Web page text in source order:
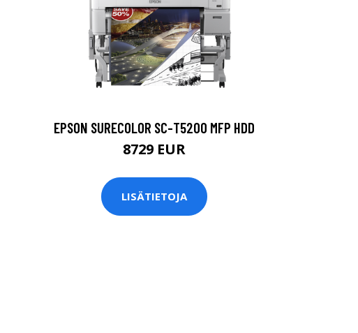
EPSON SURECOLOR SC-T5200 MFP HDD
8729 EUR
LISÄTIETOJA